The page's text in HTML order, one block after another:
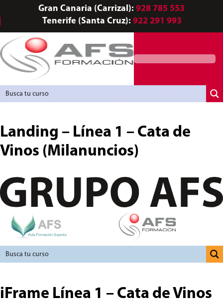
Gran Canaria (Carrizal): 928 785 553
Tenerife (Santa Cruz): 922 291 993
Landing – Línea 1 – Cata de
Vinos (Milanuncios)